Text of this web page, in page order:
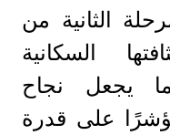
الثانية من
السكانية
ما يجعل نجاح
على قدرة